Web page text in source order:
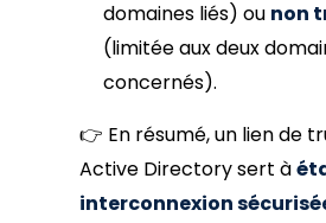
domaines liés) ou non
(limitée aux deux
concernés).
👉 En résumé, un lien de
Active Directory sert à
interconnexion